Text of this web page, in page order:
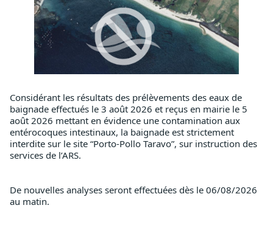
Considérant les résultats des prélèvements des eaux de
baignade effectués le 3 août 2026 et reçus en mairie le 5
août 2026 mettant en évidence une contamination aux
entérocoques intestinaux, la baignade est strictement
interdite sur le site “Porto-Pollo Taravo”, sur instruction des
services de l’ARS.
De nouvelles analyses seront effectuées dès le 06/08/2026
au matin.